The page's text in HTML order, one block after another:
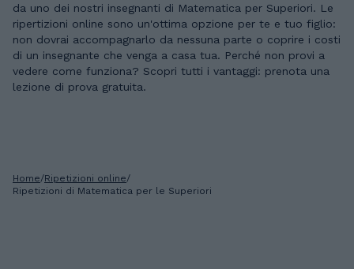
da uno dei nostri insegnanti di Matematica per Superiori. Le
ripertizioni online sono un'ottima opzione per te e tuo figlio:
non dovrai accompagnarlo da nessuna parte o coprire i costi
di un insegnante che venga a casa tua. Perché non provi a
vedere come funziona? Scopri tutti i vantaggi: prenota una
lezione di prova gratuita.
Home/Ripetizioni online/
Ripetizioni di Matematica per le Superiori